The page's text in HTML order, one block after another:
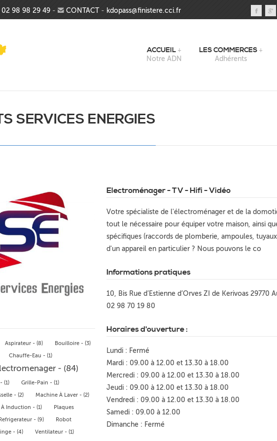
02 98 98 29 49 - CONTACT - kdopass@finistere.cci.fr
ACCUEIL
Notre ADN
LES COMMERCES
Adhérents
SERVICES ENERGIES
Aspirateur - (8)
Bouilloire - (3)
Chauffe-Eau - (1)
- (84)
(1)
Grille-Pain - (1)
- (2)
Machine À Laver - (2)
À Induction - (1)
Plaques
Refrigerateur - (9)
Robot
- (4) Ventilateur - (1)
Electroménager - TV - Hifi - Vidéo
Votre spécialiste de l'électroménager et de la
tout le nécessaire pour équiper votre maison, ainsi
spécifiques (raccords de plomberie, ampoules,
d'un appareil en particulier ? Nous pouvons le co
Informations pratiques
10, Bis Rue d’Estienne d’Orves ZI de Kerivoas 29770
02 98 70 19 80
Horaires d'ouverture :
Lundi : Fermé
Mardi : 09.00 à 12.00 et 13.30 à 18.00
Mercredi : 09.00 à 12.00 et 13.30 à 18.00
Jeudi : 09.00 à 12.00 et 13.30 à 18.00
Vendredi : 09.00 à 12.00 et 13.30 à 18.00
Samedi : 09.00 à 12.00
Dimanche : Fermé